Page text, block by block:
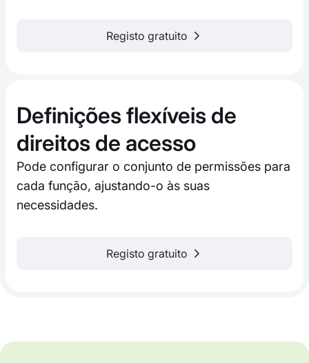
Registo gratuito
Definições flexíveis de
direitos de acesso
Pode configurar o conjunto de permissões para
cada função, ajustando-o às suas
necessidades.
Registo gratuito